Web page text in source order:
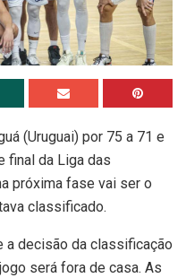
(Uruguai) por 75 a 71 e
final da Liga das
próxima fase vai ser o
classificado.
a decisão da classificação
será fora de casa. As